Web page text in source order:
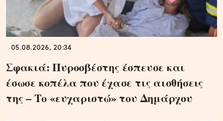
05.08.2026, 20:34
Σφακιά: Πυροσβέστης έσπευσε και
έσωσε κοπέλα που έχασε τις αισθήσεις
της – Το «ευχαριστώ» του Δημάρχου